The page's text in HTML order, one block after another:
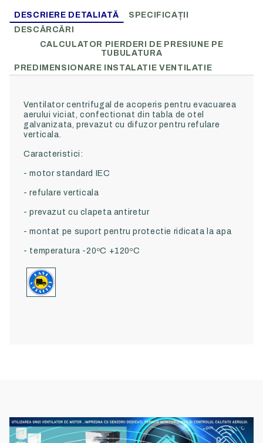
DESCRIERE DETALIATĂ
SPECIFICAȚII
DESCĂRCĂRI
CALCULATOR PIERDERI DE PRESIUNE PE
TUBULATURA
PREDIMENSIONARE INSTALATIE VENTILATIE
Ventilator centrifugal de acoperis pentru evacuarea
aerului viciat, confectionat din tabla de otel
galvanizata, prevazut cu difuzor pentru refulare
verticala.
Caracteristici:
- motor standard IEC
- refulare verticala
- prevazut cu clapeta antiretur
- montat pe suport pentru protectie ridicata la apa
- temperatura -20ºC +120ºC